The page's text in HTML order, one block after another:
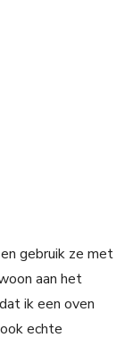
gebruik ze met
aan het
ik een oven
echte